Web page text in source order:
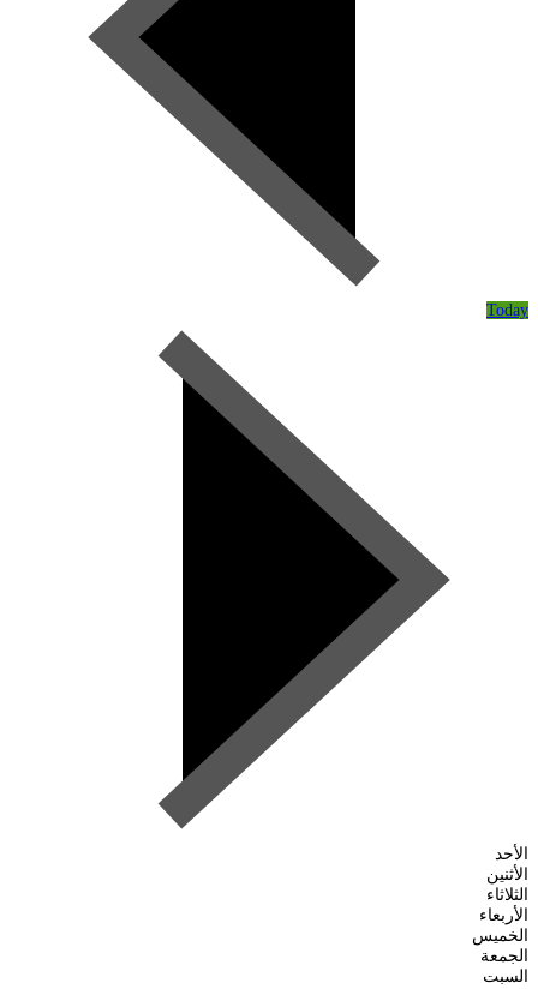
Today
الأحد
الأثنين
الثلاثاء
الأربعاء
الخميس
الجمعة
السبت